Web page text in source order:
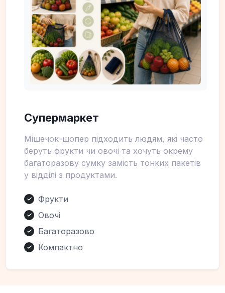
Супермаркет
Мішечок-шопер підходить людям, які часто
беруть фрукти чи овочі та хочуть окрему
багаторазову сумку замість тонких пакетів
у відділі з продуктами.
✓ Фрукти
✓ Овочі
✓ Багаторазово
✓ Компактно